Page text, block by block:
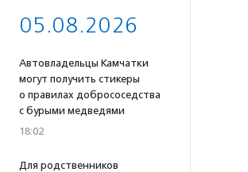
05.08.2026
Автовладельцы Камчатки
могут получить стикеры
о правилах добрососедства
с бурыми медведями
18:02
Для родственников